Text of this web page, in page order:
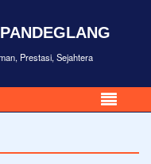
Prestasi, Sejahtera